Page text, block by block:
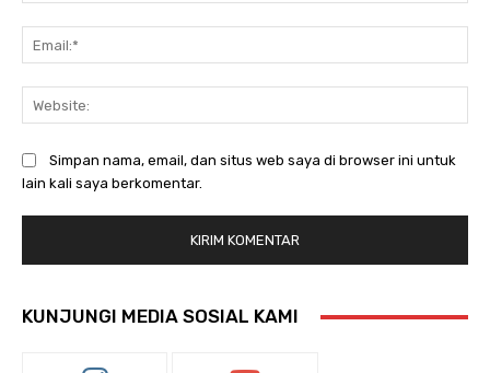
Simpan nama, email, dan situs web saya di browser ini untuk
lain kali saya berkomentar.
KUNJUNGI MEDIA SOSIAL KAMI